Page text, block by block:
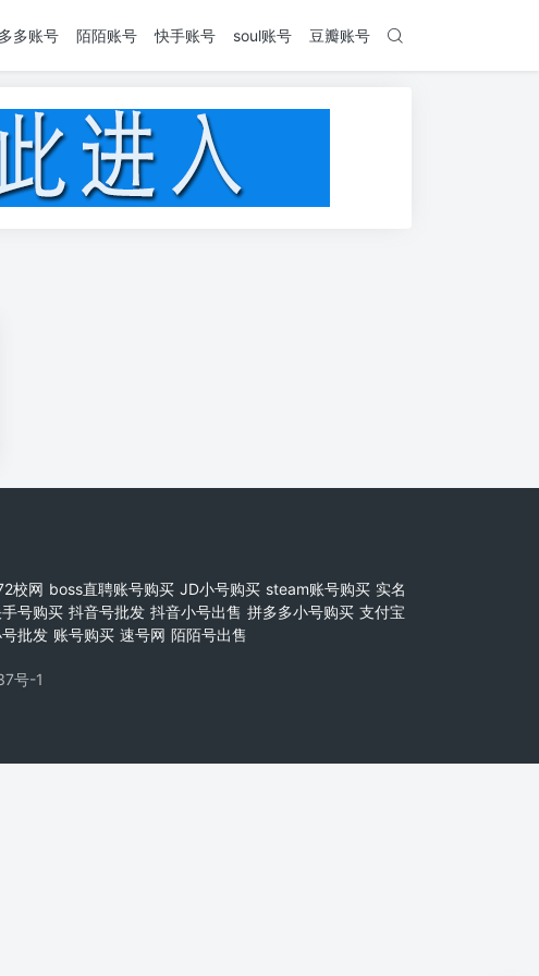
多账号 陌陌账号 快手账号 soul账号 豆瓣账号
校网 boss直聘账号购买 JD小号购买 steam账号购买 实名
号购买 抖音号批发 抖音小号出售 拼多多小号购买 支付宝
批发 账号购买 速号网 陌陌号出售
号-1